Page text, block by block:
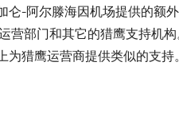
仑-阿尔滕海因机场提供的额
营部门和其它的猎鹰支持机
猎鹰运营商提供类似的支持。